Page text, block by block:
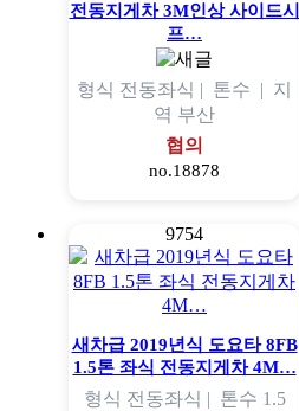
전동지게차 3M인상 사이드시
프…
형식 전동좌식 | 톤수 | 지
역 부산
협의
no.18878
9754
새차급 2019년식 도요타 8FB
1.5톤 좌식 전동지게차 4M…
형식 전동좌식 | 톤수 1.5